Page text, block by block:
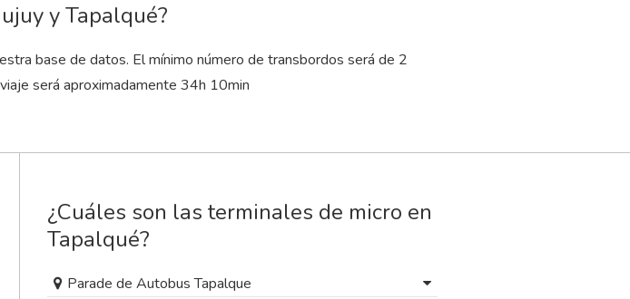
y Tapalqué?
base de datos. El mínimo número de transbordos será de 2
será aproximadamente 34h 10min
¿Cuáles son las terminales de micro en
Tapalqué?
Parade de Autobus Tapalque